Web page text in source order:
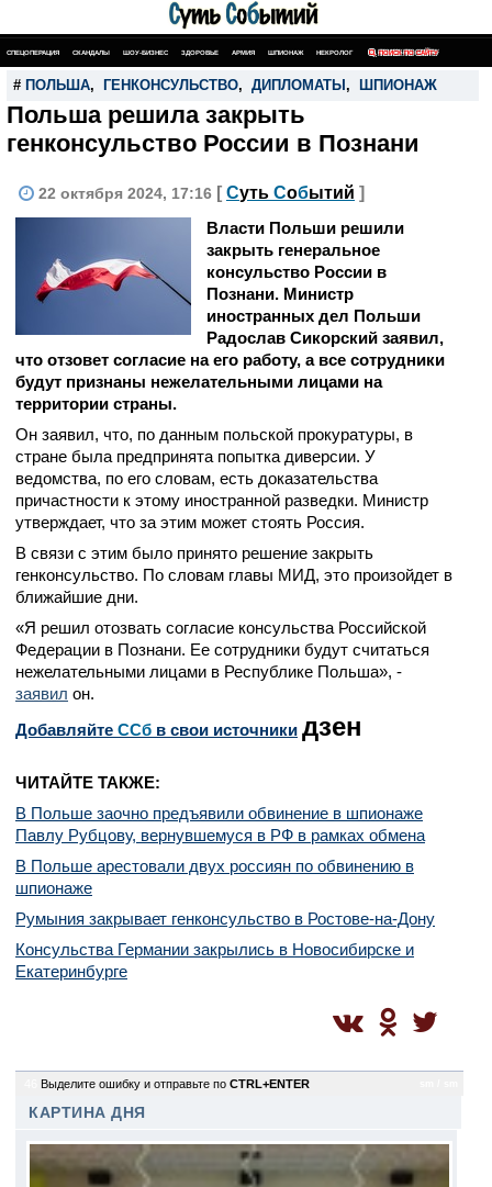
СПЕЦОПЕРАЦИЯ СКАНДАЛЫ ШОУ-БИЗНЕС ЗДОРОВЬЕ АРМИЯ ШПИОНАЖ НЕКРОЛОГ ПОИСК ПО САЙТУ
# ПОЛЬША, ГЕНКОНСУЛЬСТВО, ДИПЛОМАТЫ , ШПИОНАЖ
Польша решила закрыть
генконсульство России в Познани
22 октября 2024, 17:16 [ Суть Событий ]
Власти Польши решили
закрыть генеральное
консульство России в
Познани. Министр
иностранных дел Польши
Радослав Сикорский заявил,
что отзовет согласие на его работу, а все сотрудники
будут признаны нежелательными лицами на
территории страны.
Он заявил, что, по данным польской прокуратуры, в
стране была предпринята попытка диверсии. У
ведомства, по его словам, есть доказательства
причастности к этому иностранной разведки. Министр
утверждает, что за этим может стоять Россия.
В связи с этим было принято решение закрыть
генконсульство. По словам главы МИД, это произойдет в
ближайшие дни.
«Я решил отозвать согласие консульства Российской
Федерации в Познани. Ее сотрудники будут считаться
нежелательными лицами в Республике Польша», -
заявил он.
Добавляйте CСб в свои источники дзен
ЧИТАЙТЕ ТАКЖЕ:
В Польше заочно предъявили обвинение в шпионаже
Павлу Рубцову, вернувшемуся в РФ в рамках обмена
В Польше арестовали двух россиян по обвинению в
шпионаже
Румыния закрывает генконсульство в Ростове-на-Дону
Консульства Германии закрылись в Новосибирске и
Екатеринбурге
Выделите ошибку и отправьте по CTRL+ENTER
КАРТИНА ДНЯ